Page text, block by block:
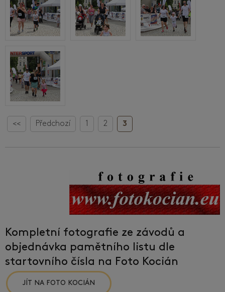
<< Předchozí 1 2 3
Kompletní fotografie ze závodů a
objednávka pamětního listu dle
startovního čísla na Foto Kocián
JÍT NA FOTO KOCIÁN